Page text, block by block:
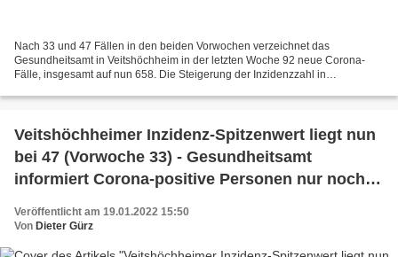
Nach 33 und 47 Fällen in den beiden Vorwochen verzeichnet das
Gesundheitsamt in Veitshöchheim in der letzten Woche 92 neue Corona-
Fälle, insgesamt auf nun 658. Die Steigerung der Inzidenzzahl in
Veitshöchheimer Inzidenz-Spitzenwert liegt nun
bei 47 (Vorwoche 33) - Gesundheitsamt
informiert Corona-positive Personen nur noch
Veröffentlicht am 19.01.2022 15:50
Von Dieter Gürz